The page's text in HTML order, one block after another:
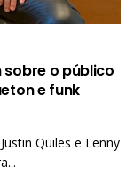
sobre o público
e funk
Quiles e Lenny